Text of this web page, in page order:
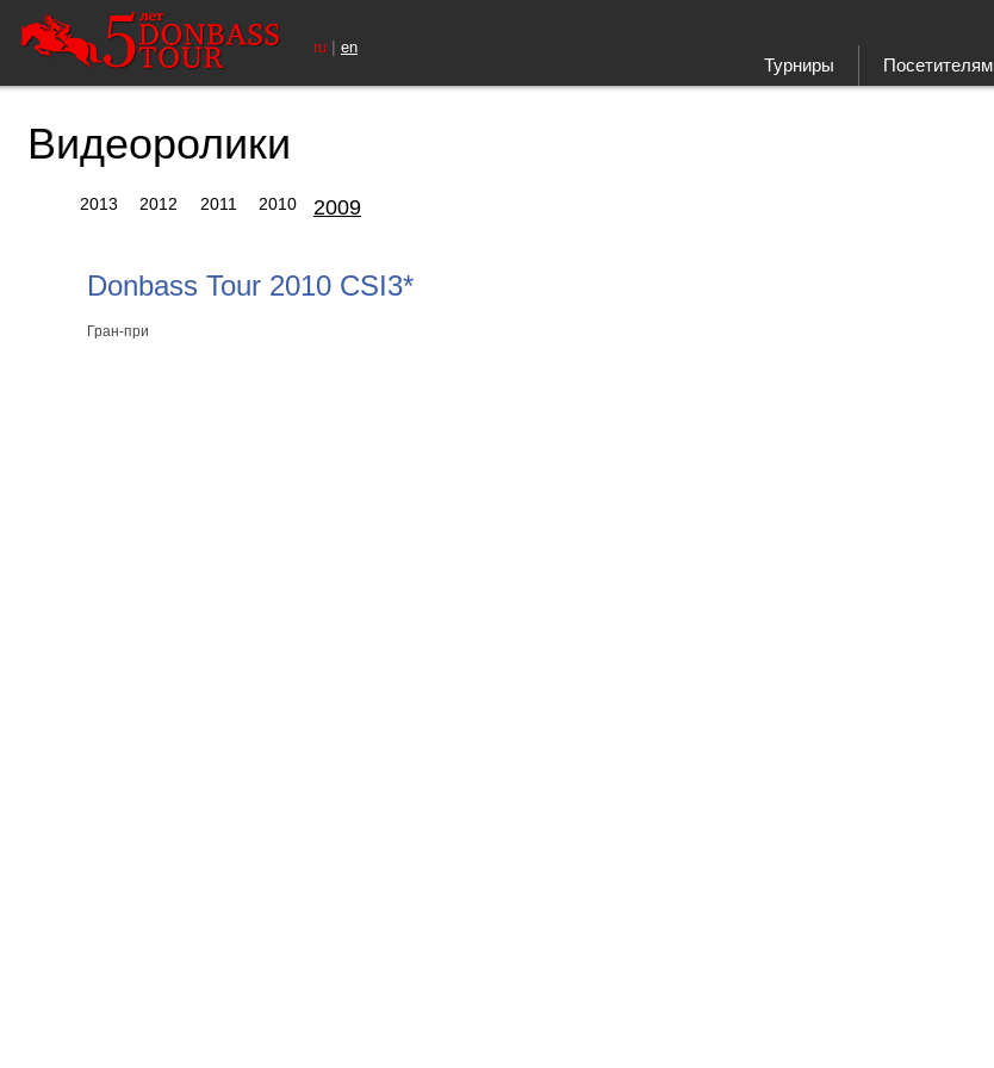
Турниры Посетителям
ru | en
Видеоролики
2013 2012 2011 2010 2009
Donbass Tour 2010 CSI3*
Гран-при